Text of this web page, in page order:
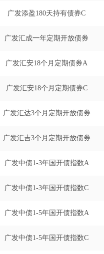
广发添盈180天持有债券C
广发汇成一年定期开放债券
广发汇安18个月定期债券A
广发汇安18个月定期债券C
广发汇达3个月定期开放债券
广发汇吉3个月定期开放债券
广发中债1-3年国开债指数A
广发中债1-3年国开债指数C
广发中债1-5年国开债指数A
广发中债1-5年国开债指数C